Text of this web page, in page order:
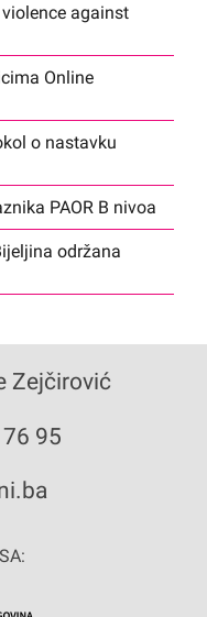
violence against
Online
o nastavku
PAOR B nivoa
održana
Zejčirović
95